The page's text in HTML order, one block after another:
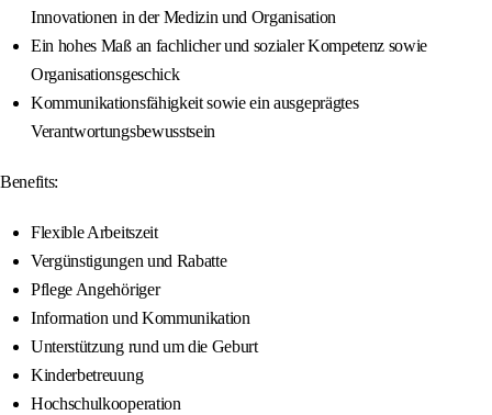
Innovationen in der Medizin und Organisation
Ein hohes Maß an fachlicher und sozialer Kompetenz sowie
Organisationsgeschick
Kommunikationsfähigkeit sowie ein ausgeprägtes
Verantwortungsbewusstsein
Benefits:
Flexible Arbeitszeit
Vergünstigungen und Rabatte
Pflege Angehöriger
Information und Kommunikation
Unterstützung rund um die Geburt
Kinderbetreuung
Hochschulkooperation